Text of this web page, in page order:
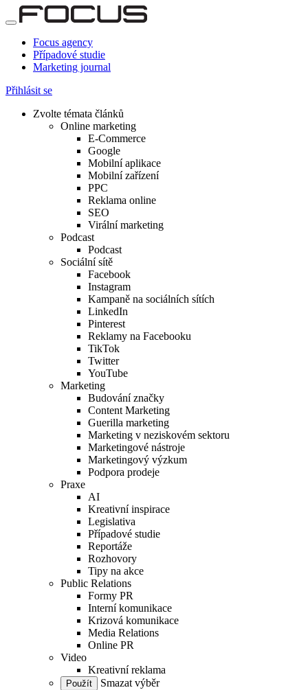
Focus agency
Případové studie
Marketing journal
Přihlásit se
Zvolte témata článků
Online marketing
E-Commerce
Google
Mobilní aplikace
Mobilní zařízení
PPC
Reklama online
SEO
Virální marketing
Podcast
Podcast
Sociální sítě
Facebook
Instagram
Kampaně na sociálních sítích
LinkedIn
Pinterest
Reklamy na Facebooku
TikTok
Twitter
YouTube
Marketing
Budování značky
Content Marketing
Guerilla marketing
Marketing v neziskovém sektoru
Marketingové nástroje
Marketingový výzkum
Podpora prodeje
Praxe
AI
Kreativní inspirace
Legislativa
Případové studie
Reportáže
Rozhovory
Tipy na akce
Public Relations
Formy PR
Interní komunikace
Krizová komunikace
Media Relations
Online PR
Video
Kreativní reklama
Smazat výběr